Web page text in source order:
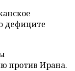
дефиците
против Ирана.